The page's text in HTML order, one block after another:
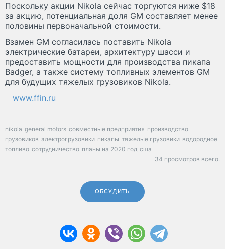
Поскольку акции Nikola сейчас торгуются ниже $18
за акцию, потенциальная доля GM составляет менее
половины первоначальной стоимости.
Взамен GM согласилась поставить Nikola
электрические батареи, архитектуру шасси и
предоставить мощности для производства пикапа
Badger, а также систему топливных элементов GM
для будущих тяжелых грузовиков Nikola.
www.ffin.ru
nikola general motors совместные предприятия производство
грузовиков электрогрузовики пикапы тяжелые грузовики водородное
топливо сотрудничество планы на 2020 год сша
34 просмотров всего.
ОБСУДИТЬ